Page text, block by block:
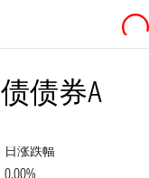
债券A
日涨跌幅
0.00%